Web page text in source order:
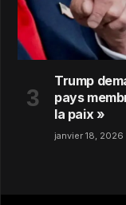
Trump
pays
la paix »
janvier 18, 2026